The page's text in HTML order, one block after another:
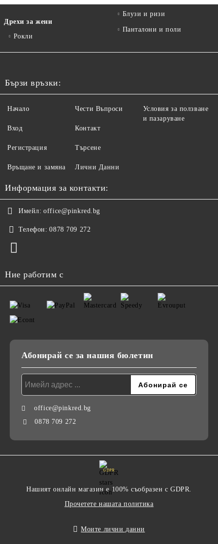
Дрехи за жени
Рокли
Блузи и ризи
Панталони и поли
Бързи връзки:
Начало
Вход
Регистрация
Връщане и замяна
Чести Въпроси
Контакт
Търсене
Лични Данни
Условия за ползване
и пазаруване
Информация за контакти:
Имейл: office@pinkred.bg
Телефон: 0878 709 272
Ние работим с
Абонирай се за нашия бюлетин
office@pinkred.bg
0878 709 272
GDPR
Нашият онлайн магазин е 100% съобразен с GDPR.
Прочетете нашата политика
Моите лични данни